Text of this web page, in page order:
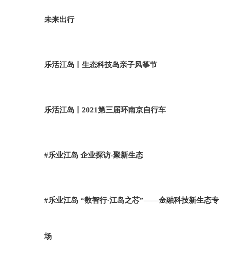
未来出行
乐活江岛丨生态科技岛亲子风筝节
乐活江岛丨2021第三届环南京自行车
#乐业江岛 企业探访-聚新生态
#乐业江岛 “数智行·江岛之芯”——金融科技新生态专
场